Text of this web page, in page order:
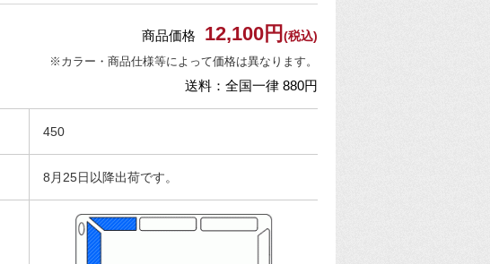
商品価格 12,100円 (税込)
※カラー・商品仕様等によって価格は異なります。
送料：全国一律 880円
450
8月25日以降出荷です。